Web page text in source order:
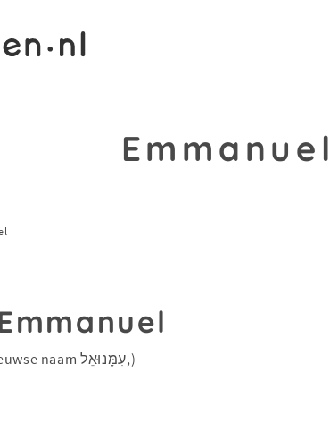
Emmanuel
God is met ons (van Hebreeuwse naam עִמָּנוּאֵל,)